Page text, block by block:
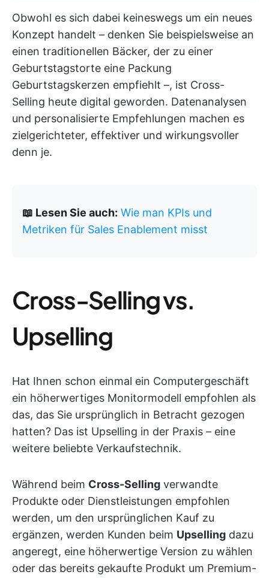
Obwohl es sich dabei keineswegs um ein neues
Konzept handelt – denken Sie beispielsweise an
einen traditionellen Bäcker, der zu einer
Geburtstagstorte eine Packung
Geburtstagskerzen empfiehlt –, ist Cross-
Selling heute digital geworden. Datenanalysen
und personalisierte Empfehlungen machen es
zielgerichteter, effektiver und wirkungsvoller
denn je.
📖 Lesen Sie auch: Wie man KPIs und
Metriken für Sales Enablement misst
Cross-Selling vs.
Upselling
Hat Ihnen schon einmal ein Computergeschäft
ein höherwertiges Monitormodell empfohlen als
das, das Sie ursprünglich in Betracht gezogen
hatten? Das ist Upselling in der Praxis – eine
weitere beliebte Verkaufstechnik.
Während beim Cross-Selling verwandte
Produkte oder Dienstleistungen empfohlen
werden, um den ursprünglichen Kauf zu
ergänzen, werden Kunden beim Upselling dazu
angeregt, eine höherwertige Version zu wählen
oder das bereits gekaufte Produkt um Premium-